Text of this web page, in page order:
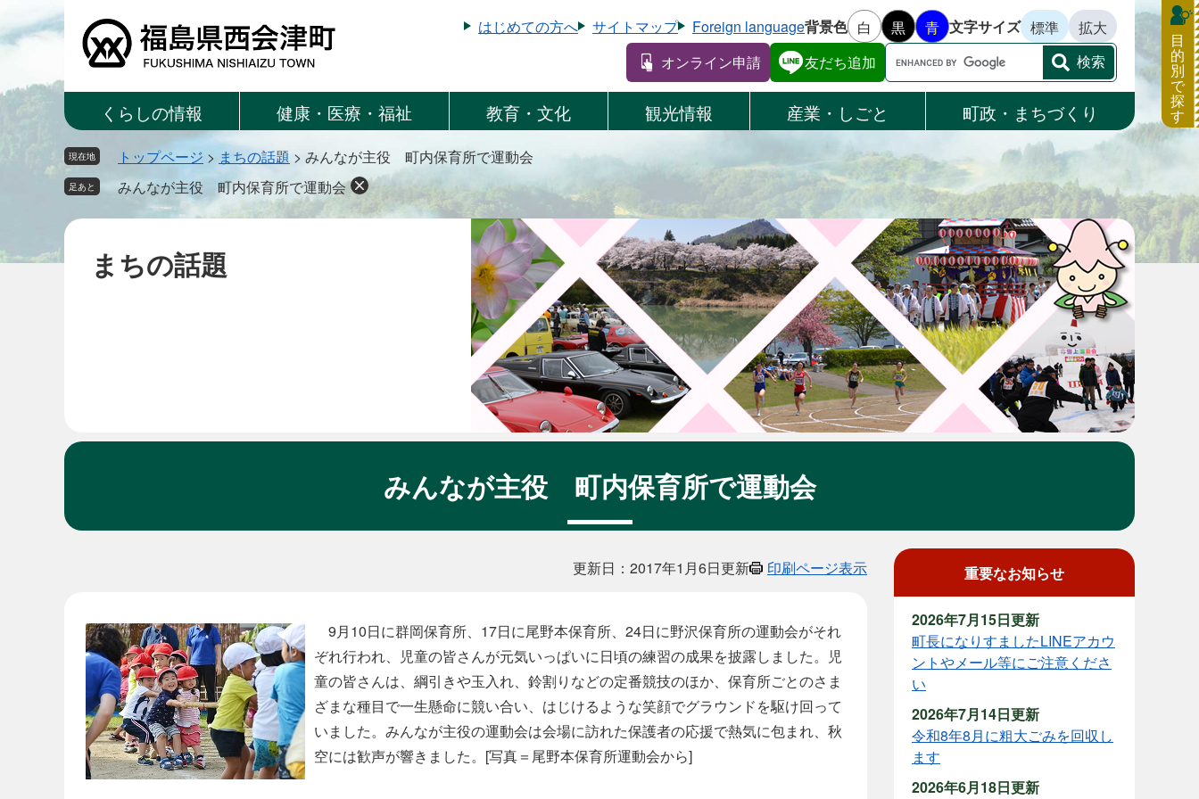
ー
ジ
先
す。
ニ
ュ
を
し
へ
はじめての方へ サイトマップ Foreign language背景色 白 黒 青 文字サイズ 標準
拡大
オンライン申請
友だち追加
Google
カ
ス
検
索
くらしの情報 健康・医療・福祉 教育・文化 観光情報 産業・しごと 町政・まちづくり
目
的
別
で
探
す
現在地 トップページ > まちの話題 > みんなが主役 町内保育所で運動会
足あと みんなが主役 町内保育所で運動会
まちの話題
みんなが主役 町内保育所で運動会
更新日：2017年1月6日更新 印刷ページ表示
9月10日に群岡保育所、17日に尾野本保育所、24日に野沢保育所の運動会がそれ
ぞれ行われ、児童の皆さんが元気いっぱいに日頃の練習の成果を披露しました。児
童の皆さんは、綱引きや玉入れ、鈴割りなどの定番競技のほか、保育所ごとのさま
ざまな種目で一生懸命に競い合い、はじけるような笑顔でグラウンドを駆け回って
いました。みんなが主役の運動会は会場に訪れた保護者の応援で熱気に包まれ、秋
空には歓声が響きました。[写真＝尾野本保育所運動会から]
重要なお知らせ
2026年7月15日更新
町長になりすましたLINEアカウ
ントやメール等にご注意くださ
い
2026年7月14日更新
令和8年8月に粗大ごみを回収し
ます
2026年6月18日更新